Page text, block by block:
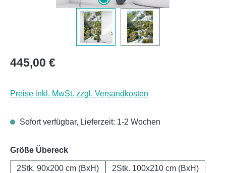
Regulärer Preis:
445,00 €
Preise inkl. MwSt. zzgl. Versandkosten
Sofort verfügbar, Lieferzeit: 1-2 Wochen
Größe Übereckauswählen
2Stk. 90x200 cm (BxH)
2Stk. 100x210 cm (BxH)